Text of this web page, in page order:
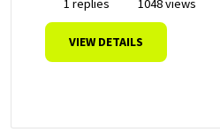
VIEW DETAILS